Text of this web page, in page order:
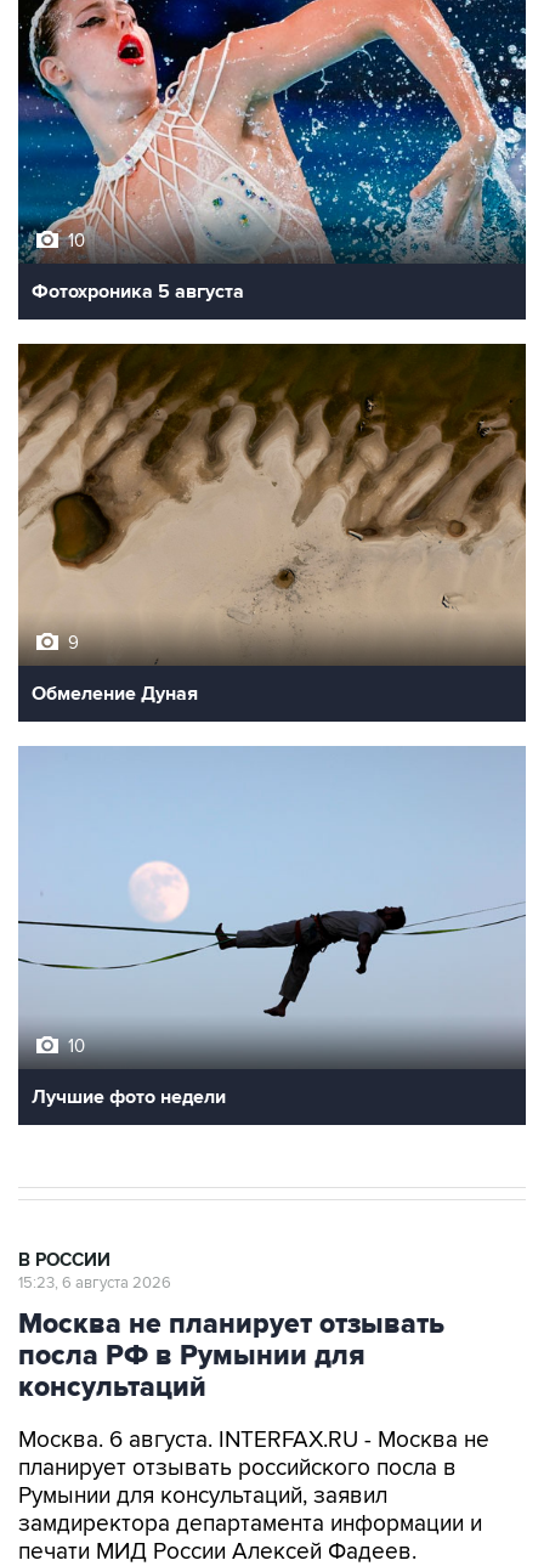
10
Фотохроника 5 августа
Обмеление Дуная
Лучшие фото недели
Москва не планирует отзывать
посла РФ в Румынии для
консультаций
Москва. 6 августа. INTERFAX.RU - Москва не
Румынии для консультаций, заявил
замдиректора департамента информации и
печати МИД России Алексей Фадеев.
"Я готов повторить, что мы отвергаем